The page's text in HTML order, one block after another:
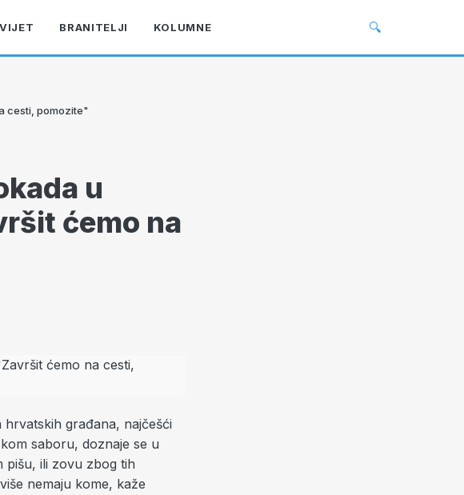
BRANITELJI KOLUMNE 🔍
cesti, pomozite"
u
ćemo na
hrvatskih građana, najčešći
saboru, doznaje se u
pišu, ili zovu zbog tih
nemaju kome, kaže